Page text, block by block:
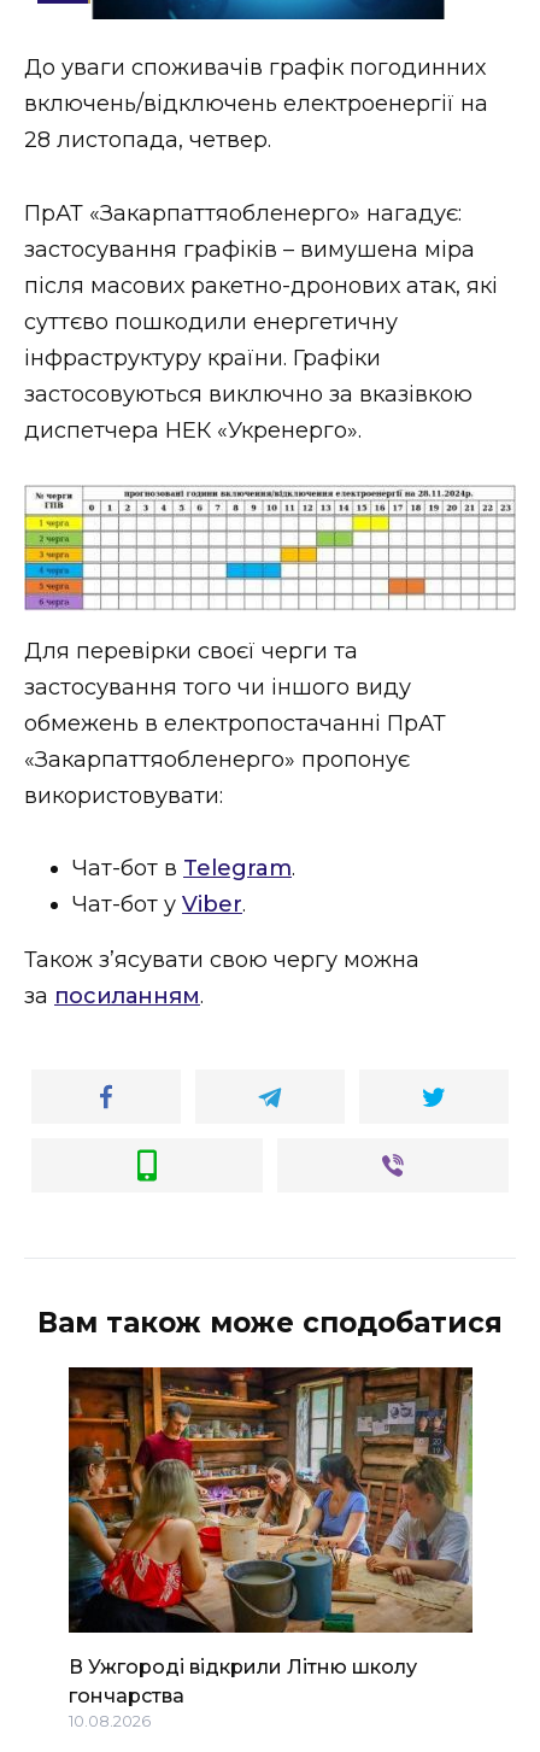
Стиль життя
Втрачений Ужгород
Втрачений Ужгород (відеоверсія)
ЗАКАРПАТСЬКІ НОВИНИ
НОВИНИ ЗАХІДНОЇ УКРАЇНИ
ВІДЕО
До уваги споживачів графік погодинних
включень/відключень електроенергії на
28 листопада, четвер.
ПрАТ «Закарпаттяобленерго» нагадує:
застосування графіків – вимушена міра
після масових ракетно-дронових атак, які
суттєво пошкодили енергетичну
інфраструктуру країни. Графіки
застосовуються виключно за вказівкою
диспетчера НЕК «Укренерго».
Для перевірки своєї черги та
застосування того чи іншого виду
обмежень в електропостачанні ПрАТ
«Закарпаттяобленерго» пропонує
використовувати:
Чат-бот в Telegram.
Чат-бот у Viber.
Також з’ясувати свою чергу можна
за посиланням.
Вам також може сподобатися
В Ужгороді відкрили Літню школу
гончарства
10.08.2026